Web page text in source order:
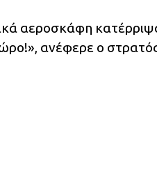
αεροσκάφη
ανέφερε ο